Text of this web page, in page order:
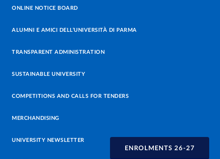
ENROLMENTS 26-27
ONLINE NOTICE BOARD
ALUMNI E AMICI DELL’UNIVERSITÀ DI PARMA
TRANSPARENT ADMINISTRATION
SUSTAINABLE UNIVERSITY
COMPETITIONS AND CALLS FOR TENDERS
MERCHANDISING
UNIVERSITY NEWSLETTER